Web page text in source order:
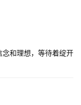
和理想，等待着绽开